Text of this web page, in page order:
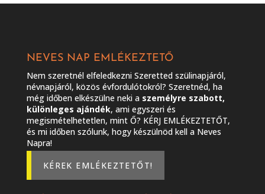
NEVES NAP EMLÉKEZTETŐ
Nem szeretnél elfeledkezni Szeretted szülinapjáról,
névnapjáról, közös évfordulótokról? Szeretnéd, ha
még időben elkészülne neki a személyre szabott,
különleges ajándék, ami egyszeri és
megismételhetetlen, mint Ő? KÉRJ EMLÉKEZTETŐT,
és mi időben szólunk, hogy készülnöd kell a Neves
Napra!
KÉREK EMLÉKEZTETŐT!